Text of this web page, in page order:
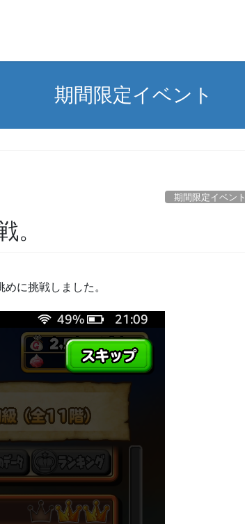
期間限定イベント
期間限定イベント
。
に挑戦しました。